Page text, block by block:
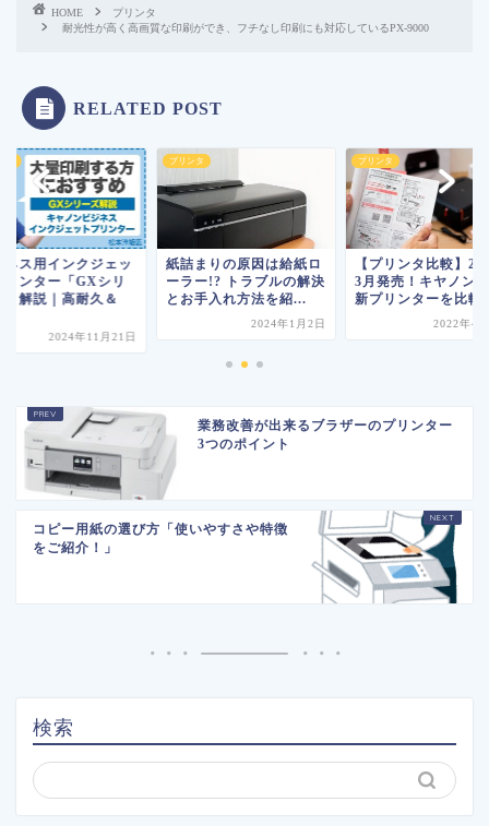
HOME
プリンタ
耐光性が高く高画質な印刷ができ、フチなし印刷にも対応しているPX-9000
RELATED POST
ネス用インクジェッ
リンター「GXシリ
」解説｜高耐久＆
2024年11月21日
プリンタ
紙詰まりの原因は給紙ロ
ーラー!? トラブルの解決
とお手入れ方法を紹...
2024年1月2日
プリンタ
【プリンタ比較】
3月発売！キヤノン
新プリンターを比較
2022年4
業務改善が出来るブラザーのプリンター
3つのポイント
コピー用紙の選び方「使いやすさや特徴
をご紹介！」
検索